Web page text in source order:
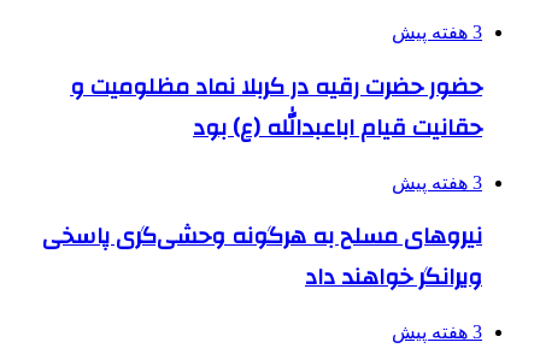
3 هفته پیش
حضور حضرت رقیه در کربلا نماد مظلومیت و
حقانیت قیام اباعبدالله (ع) بود
3 هفته پیش
نیروهای مسلح به هرگونه وحشی‌گری پاسخی
ویرانگر خواهند داد
3 هفته پیش